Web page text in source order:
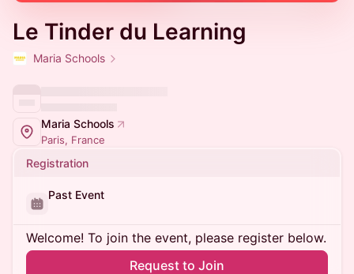
Le Tinder du Learning
Maria Schools
Maria Schools
Paris, France
Registration
Past Event
Welcome! To join the event, please register below.
Request to Join